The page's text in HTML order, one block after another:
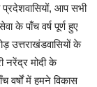
प्रदेशवासियों, आप सभी
के पाँच वर्ष पूर्ण हुए
उत्तराखंडवासियों के
नरेंद्र मोदी के
में हमने विकास